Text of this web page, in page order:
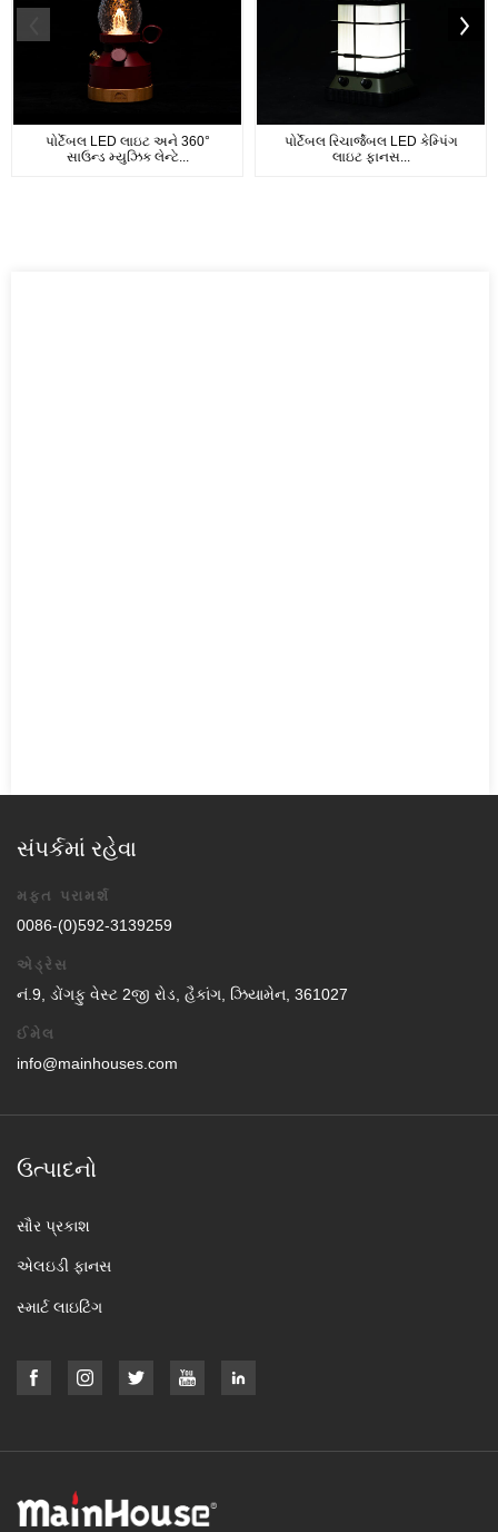
પોર્ટેબલ LED લાઇટ અને 360°
સાઉન્ડ મ્યુઝિક લેન્ટે...
પોર્ટેબલ રિચાર્જેબલ LED કેમ્પિંગ
લાઇટ ફાનસ...
સંપર્કમાં રહેવા
મફત પરામર્શ
0086-(0)592-3139259
એડ્રેસ
નં.9, ડોંગફુ વેસ્ટ 2જી રોડ, હૈકાંગ, ઝિયામેન, 361027
ઈમેલ
info@mainhouses.com
ઉત્પાદનો
સૌર પ્રકાશ
એલઇડી ફાનસ
સ્માર્ટ લાઇટિંગ